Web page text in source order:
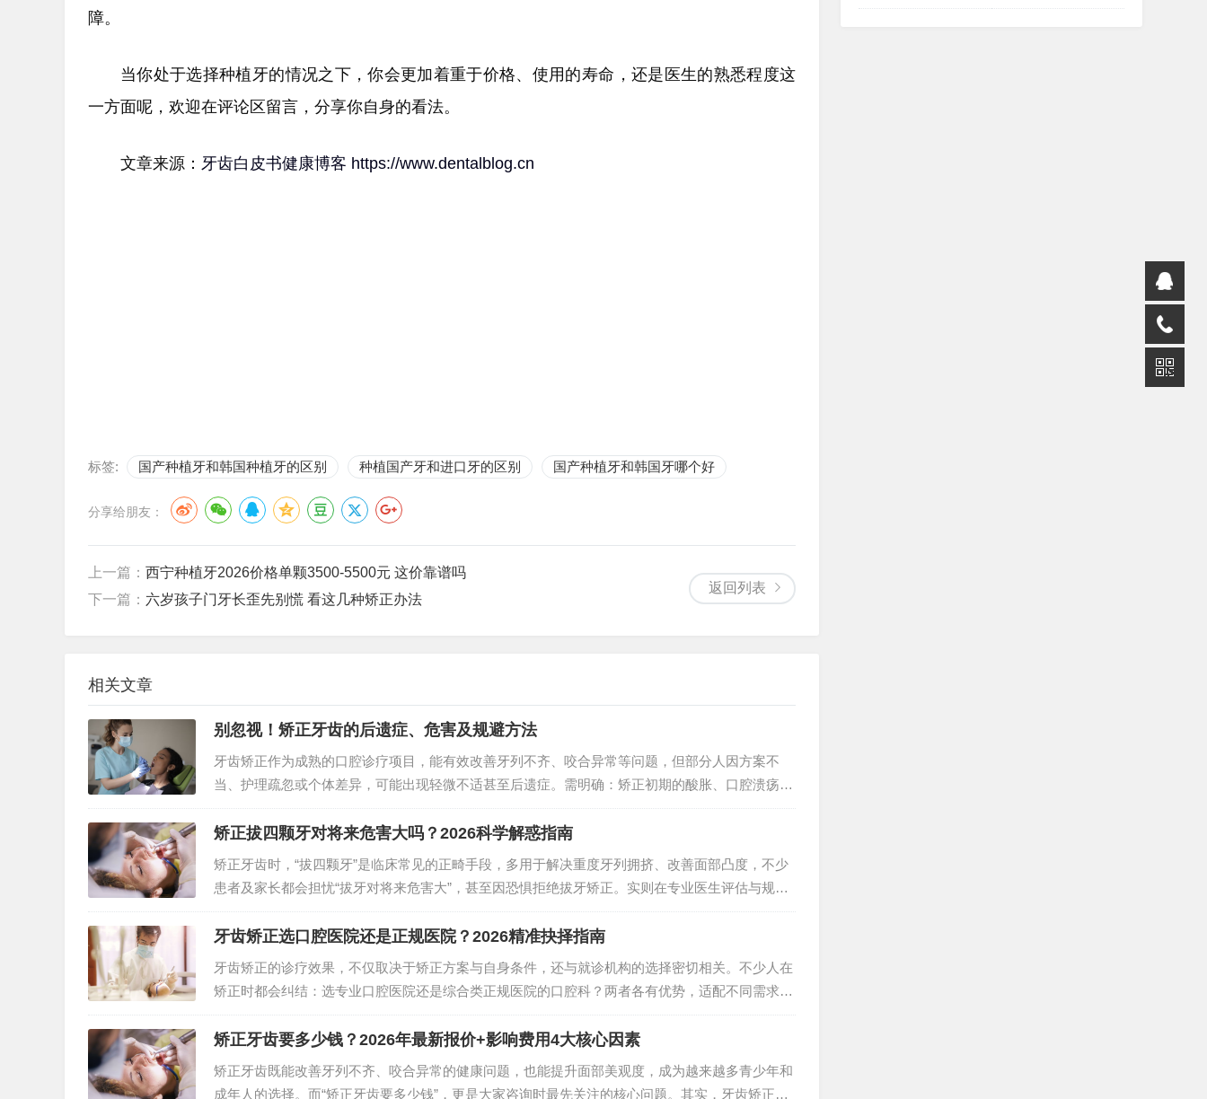
障。
当你处于选择种植牙的情况之下，你会更加着重于价格、使用的寿命，还是医生的熟悉程度这
一方面呢，欢迎在评论区留言，分享你自身的看法。
文章来源： 牙齿白皮书健康博客 https://www.dentalblog.cn
标签: 国产种植牙和韩国种植牙的区别 种植国产牙和进口牙的区别 国产种植牙和韩国牙哪个好
分享给朋友：
返回列表
上一篇： 西宁种植牙2026价格单颗3500-5500元 这价靠谱吗
下一篇： 六岁孩子门牙长歪先别慌 看这几种矫正办法
相关文章
别忽视！矫正牙齿的后遗症、危害及规避方法
牙齿矫正作为成熟的口腔诊疗项目，能有效改善牙列不齐、咬合异常等问题，但部分人因方案不
当、护理疏忽或个体差异，可能出现轻微不适甚至后遗症。需明确：矫正初期的酸胀、口腔溃疡等
属正常反应，多数可自行缓解，而…
矫正拔四颗牙对将来危害大吗？2026科学解惑指南
矫正牙齿时，“拔四颗牙”是临床常见的正畸手段，多用于解决重度牙列拥挤、改善面部凸度，不少
患者及家长都会担忧“拔牙对将来危害大”，甚至因恐惧拒绝拔牙矫正。实则在专业医生评估与规范
操作下，拔牙矫正的安全性…
牙齿矫正选口腔医院还是正规医院？2026精准抉择指南
牙齿矫正的诊疗效果，不仅取决于矫正方案与自身条件，还与就诊机构的选择密切相关。不少人在
矫正时都会纠结：选专业口腔医院还是综合类正规医院的口腔科？两者各有优势，适配不同需求与
场景，无绝对优劣之分，核心在…
矫正牙齿要多少钱？2026年最新报价+影响费用4大核心因素
矫正牙齿既能改善牙列不齐、咬合异常的健康问题，也能提升面部美观度，成为越来越多青少年和
成年人的选择。而“矫正牙齿要多少钱”，更是大家咨询时最先关注的核心问题。其实，牙齿矫正没